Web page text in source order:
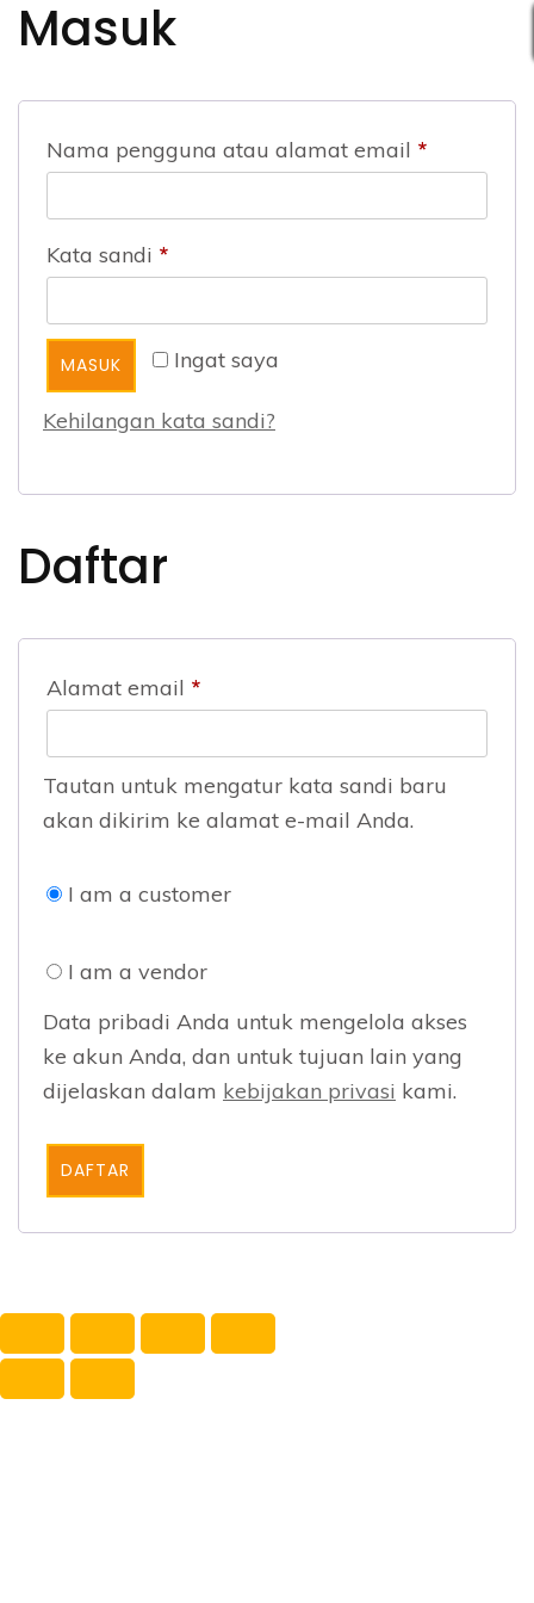
Masuk
Nama pengguna atau alamat email *
Kata sandi *
Ingat saya
MASUK
Kehilangan kata sandi?
Daftar
Alamat email *
Tautan untuk mengatur kata sandi baru
akan dikirim ke alamat e-mail Anda.
I am a customer
I am a vendor
Data pribadi Anda untuk mengelola akses
ke akun Anda, dan untuk tujuan lain yang
dijelaskan dalam kebijakan privasi kami.
DAFTAR